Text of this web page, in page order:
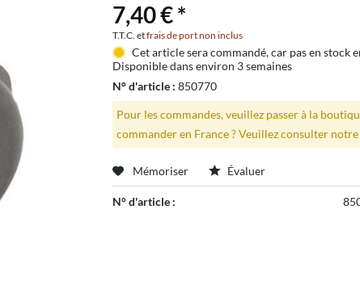
7,40 € *
T.T.C. etfrais de port non inclus
Cet article sera commandé, car pas en stock
Disponible dans environ 3 semaines
N° d'article : 850770
Pour les commandes, veuillez passer à la
commander en France ? Veuillez consulter notre
Mémoriser Évaluer
N° d'article :